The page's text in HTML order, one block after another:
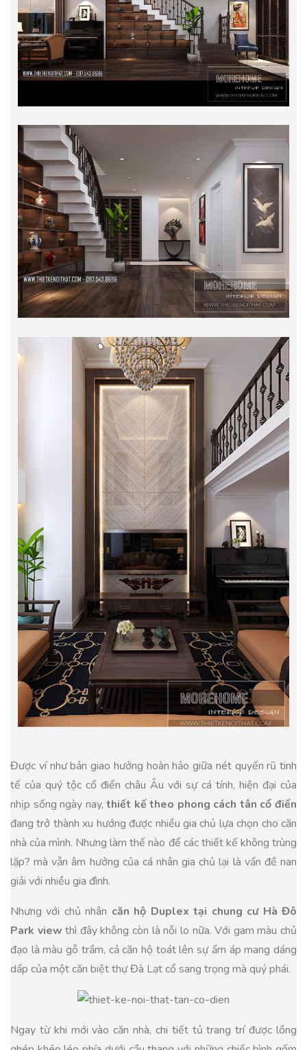
Được ví như bản giao hưởng hoàn hảo giữa nét quyến rũ tinh
tế của quý tộc cổ điển châu Âu với sự cá tính, hiện đại của
nhịp sống ngày nay,thiết kế theo phong cách tân cổ điển
đang trở thành xu hướng được nhiều gia chủ lựa chọn cho căn
nhà của mình. Nhưng làm thế nào để các thiết kế không trùng
lặp? mà vẫn âm hưởng của cá nhân gia chủ lại là vấn đề nan
giải với nhiều gia đình.
Nhưng với chủ nhân căn hộ Duplex tại chung cư Hà Đô
Park view thì đây không còn là nỗi lo nữa. Với gam màu chủ
đạo là màu gỗ trầm, cả căn hộ toát lên sự ấm áp mang dáng
dấp của một căn biệt thự Đà Lạt cổ sang trọng mà quý phái.
Ngay từ khi mới vào căn nhà, chi tiết tủ trang trí được lồng